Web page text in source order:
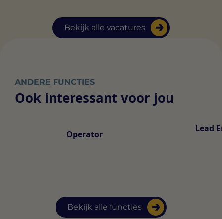
Bekijk alle vacatures
ANDERE FUNCTIES
Ook interessant voor jou
Bekijk alle functies
Operator
Lead